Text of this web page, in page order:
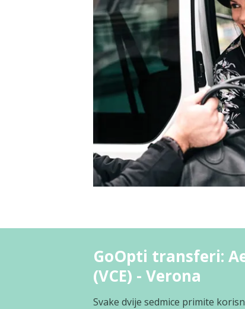
GoOpti transferi:
(VCE) - Verona
Svake dvije sedmice primite